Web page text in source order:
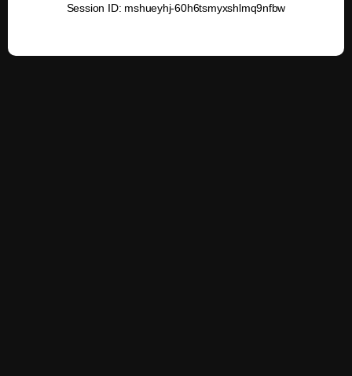
Session ID: mshueyhj-60h6tsmyxshlmq9nfbw